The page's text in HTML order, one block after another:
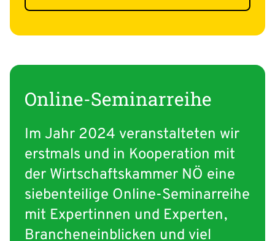
Online-Seminarreihe
Im Jahr 2024 veranstalteten wir
erstmals und in Ko­opera­tion mit
der Wirtschafts­kammer NÖ eine
sieben­teilige Online-Seminar­­reihe
mit Expertinnen und Experten,
Branchen­einblicken und viel